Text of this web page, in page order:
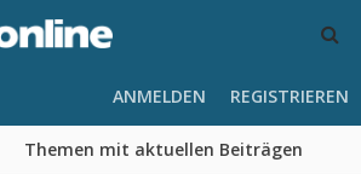
Themen mit aktuellen Beiträgen
ANMELDEN REGISTRIEREN